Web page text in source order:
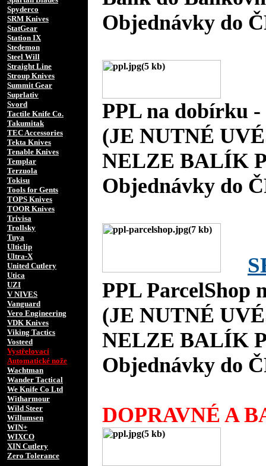
Spyderco
SRM Knives
StatGear
Station IX
Stedemon
Steel Will
Straight Line
Stroup Knives
Summit Gear
Suprlativ
Svord
Tactile Knife Co.
Takumitak
TEC Accessories
Tekta Knives
Tenable Knives
Templar
Terzuola
Tokisu
Tools for Gents
TOPS Knives
TOOR Knives
Trivisa
Trollsky
Tuya
Ulticlip
Ultra-X
United Cutlery
Utica
UZI
V NIVES
Vanguard
Vero Engineering
VDK Knives
Viking Tactics
Vosteed
Vystřelovací
Automatické nože
Wachtman
Wander Tactical
We Knife Co Ltd
Witharmour
Wild Steer
Willumsen
WIN+
WIXCO
XIN Cutlery
Zero Tolerance
Objednávky do
PPL na dobírku
(JE NUTNÉ
NELZE BALÍK
Objednávky do
PPL ParcelShop
(JE NUTNÉ
NELZE BALÍK
Objednávky do
DOPRAVNÉ A